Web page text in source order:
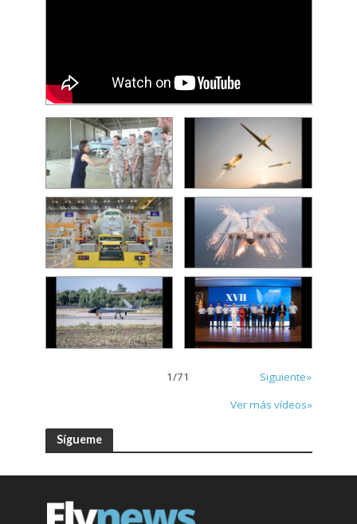
1/71
Siguiente»
Ver más vídeos»
Sígueme